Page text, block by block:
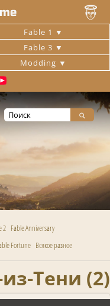
Fable 1
Fable 3
Modding
2 Fable Anniversary
Fortune Всякое разное
Тени (2)